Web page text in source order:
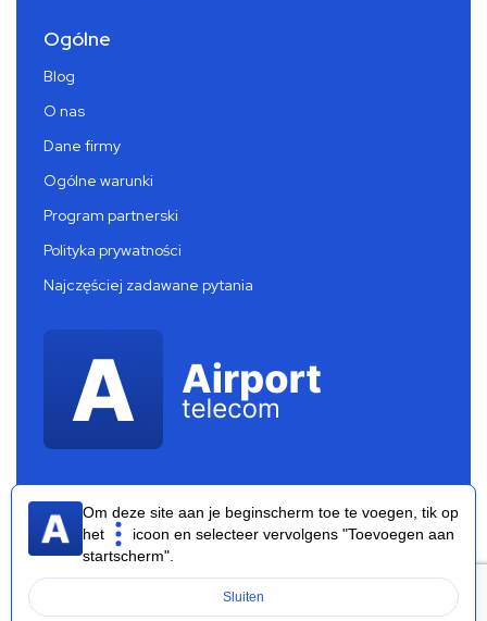
Ogólne
Blog
O nas
Dane firmy
Ogólne warunki
Program partnerski
Polityka prywatności
Najczęściej zadawane pytania
Airport Telecom 2026 ®
Om deze site aan je beginscherm toe te voegen, tik op
het
icoon en selecteer vervolgens "Toevoegen aan
startscherm".
Sluiten